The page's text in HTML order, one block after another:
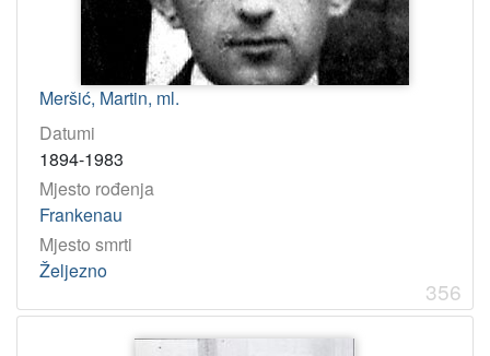
Meršić, Martin, ml.
Datumi
1894-1983
Mjesto rođenja
Frankenau
Mjesto smrti
Željezno
356